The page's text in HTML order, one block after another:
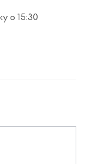
о 15:30